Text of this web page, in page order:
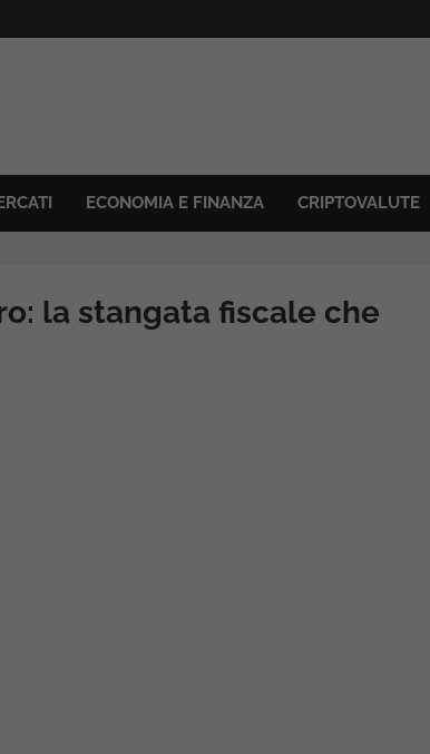
ECONOMIA E FINANZA CRIPTOVALUTE
la stangata fiscale che